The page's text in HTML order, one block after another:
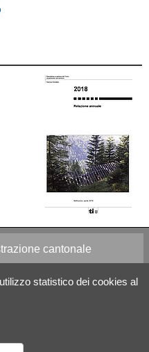
statistico dei cookies al
cantonale
Social media